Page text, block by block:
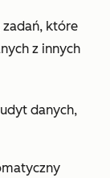
zadań, które
z innych
danych,